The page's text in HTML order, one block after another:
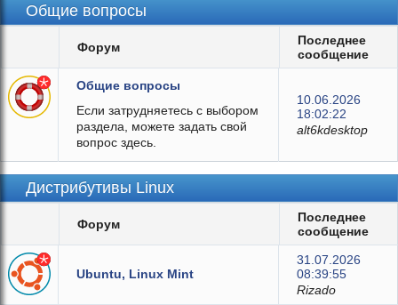
Общие вопросы
Форум
Последнее
сообщение
Общие вопросы
Если затрудняетесь с выбором
раздела, можете задать свой
вопрос здесь.
10.06.2026
18:02:22
alt6kdesktop
Дистрибутивы Linux
Форум
Последнее
сообщение
Ubuntu, Linux Mint
31.07.2026
08:39:55
Rizado